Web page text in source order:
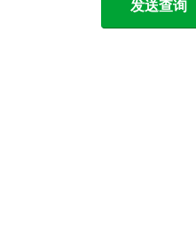
发送查询